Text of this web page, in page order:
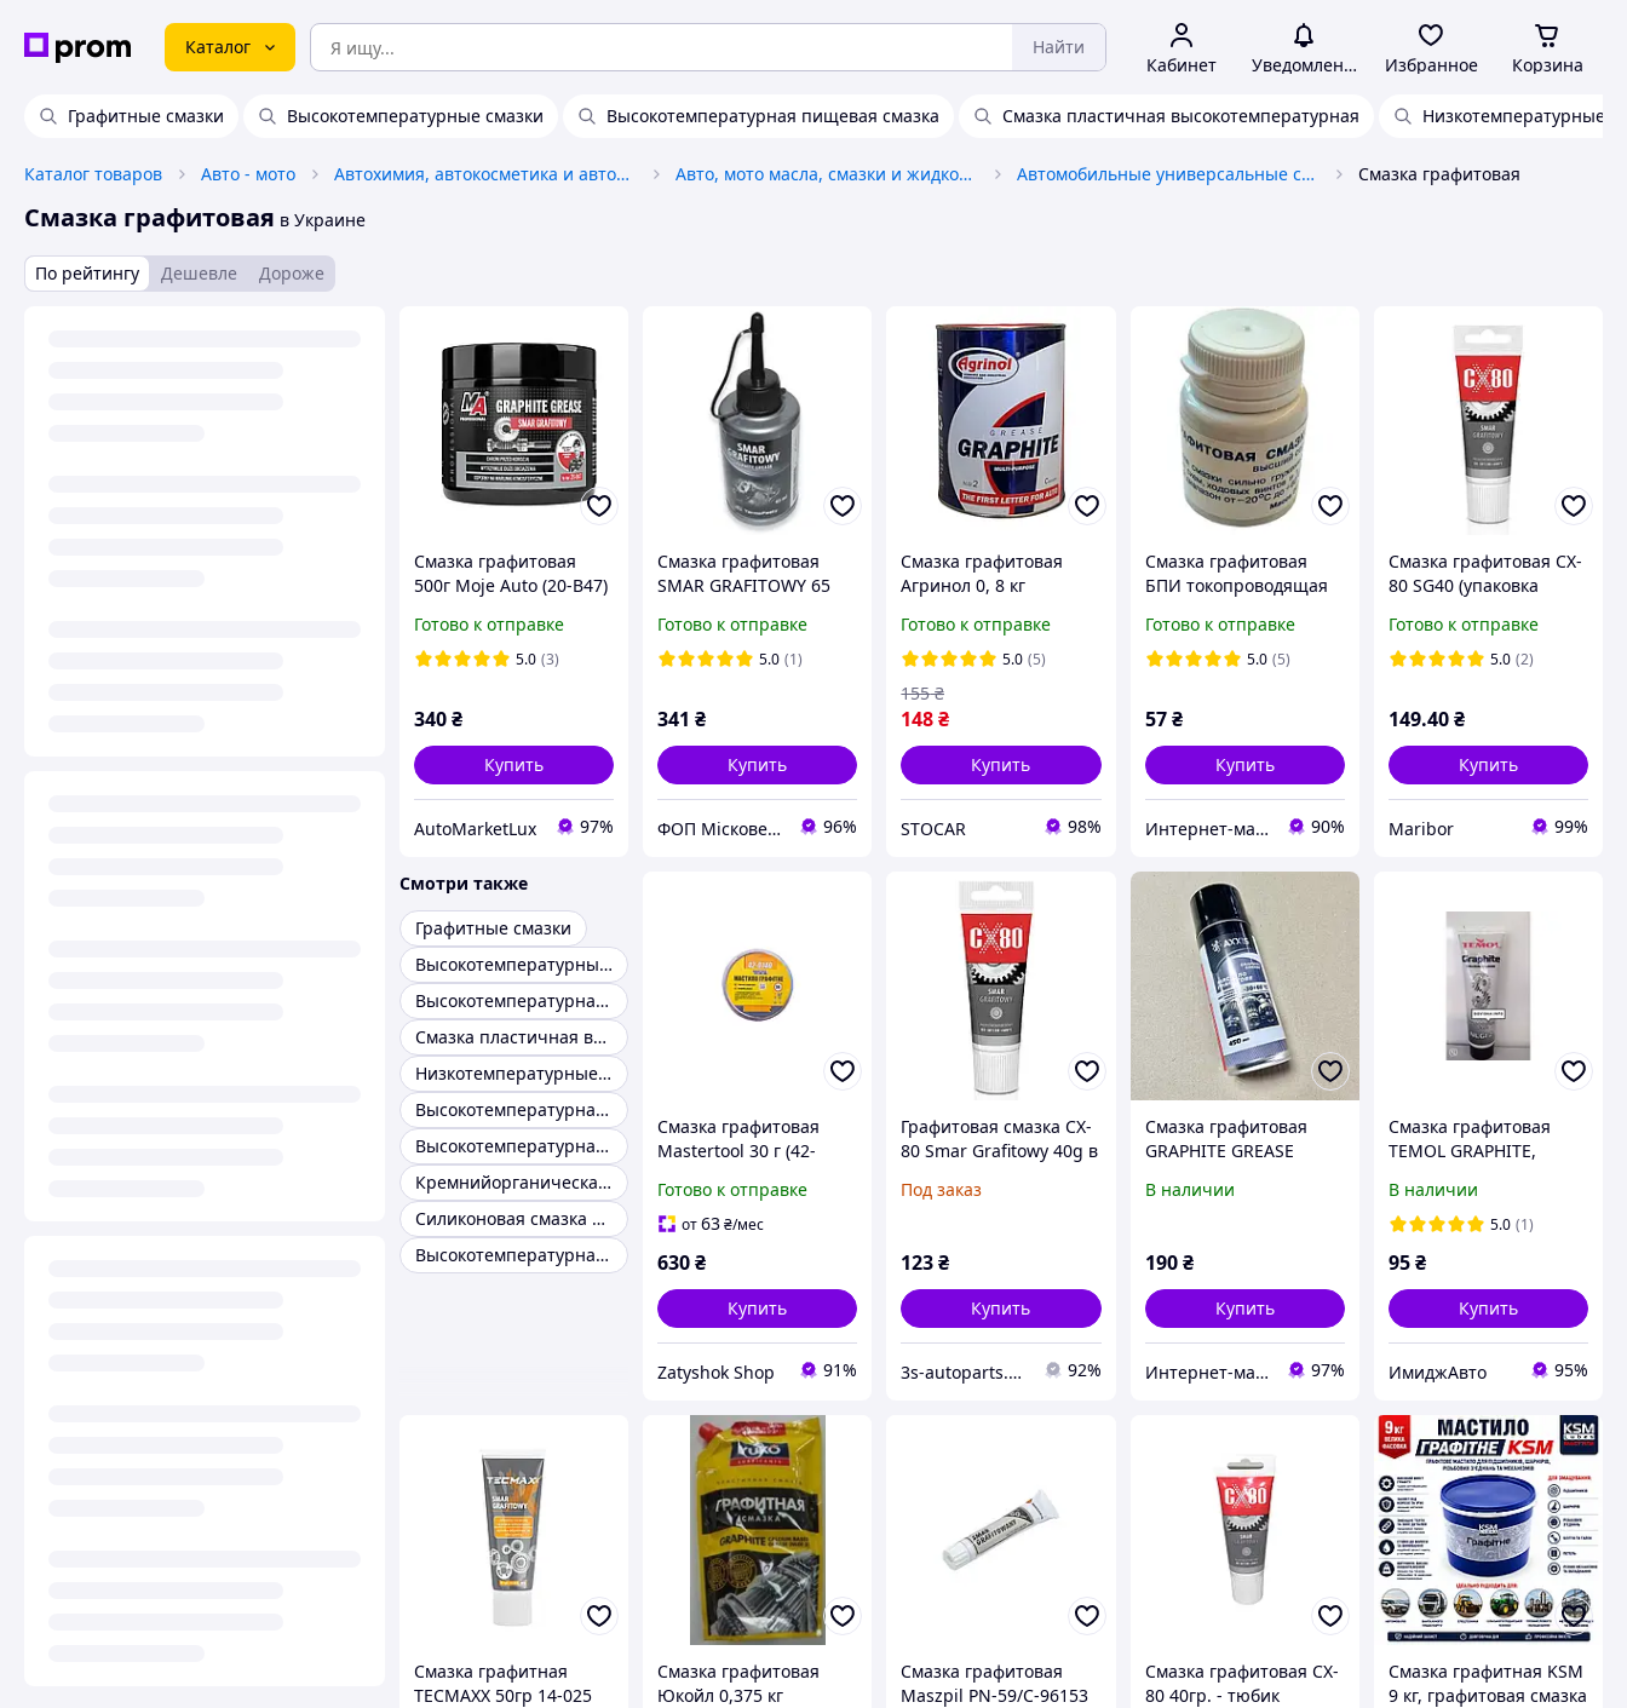
Каталог Найти
Кабинет Уведомления Избранное Корзина
Графитные смазки Высокотемпературные смазки Высокотемпературная пищевая смазка Смазка пластичная высокотемпературная Низкотемпературные
Каталог товаров Авто - мото Автохимия, автокосметика и автомасла Авто, мото масла, смазки и жидкости Автомобильные универсальные смазки Смазка графитовая
Смазка графитовая в Украине
По рейтингу Дешевле Дороже
Смазка графитовая
500г Moje Auto (20-B47)
Готово к отправке
5.0 (3)
340₴
Купить
AutoMarketLux 97%
Смазка графитовая
SMAR GRAFITOWY 65
65 мл)
Готово к отправке
5.0 (1)
341 ₴
Купить
ФОП Місковець О.Г. 96%
Смазка графитовая
Агринол 0, 8 кг
Готово к отправке
5.0 (5)
148₴
155 ₴
Купить
STOCAR 98%
Смазка графитовая
БПИ токопроводящая
Готово к отправке
5.0 (5)
57 ₴
Купить
Интернет-магазин Modern-Gadget 90%
Смазка графитовая CX-
80 SG40 (упаковка
Готово к отправке
5.0 (2)
149.40₴
Купить
Maribor 99%
Смотри также
Графитные смазки
Высокотемпературные смазки
Высокотемпературная пищевая смазка
Смазка пластичная высокотемпературная
Низкотемпературные смазки
Высокотемпературная смазка до 500 градусов
Высокотемпературная смазка BLUE
Кремнийорганическая смазка
Силиконовая смазка для металла
Высокотемпературная смазка mc 1510 blue
Смазка графитовая
Mastertool 30 г (42-
Готово к отправке
от63₴/мес
630₴
Купить
Zatyshok Shop 91%
Графитовая смазка CX-
80 Smar Grafitowy 40g в
Под заказ
123₴
Купить
3s-autoparts.com.ua 92%
Смазка графитовая
GRAPHITE GREASE
В наличии
190 ₴
Купить
Интернет-магазин "KrazAuto" 97%
Смазка графитовая
TEMOL GRAPHITE,
В наличии
5.0 (1)
95₴
Купить
ИмиджАвто 95%
Смазка графитная
TECMAXX 50гр 14-025
Смазка графитовая
Юкойл 0,375 кг
Смазка графитовая
Maszpil PN-59/C-96153
Смазка графитовая CX-
80 40гр. - тюбик
Смазка графитная KSM
9 кг, графитовая смазка